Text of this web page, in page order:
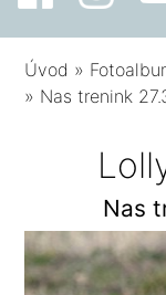
Úvod »
» Nas trenink
Nas